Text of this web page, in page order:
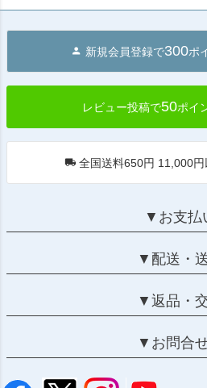
新規会員登録で300ポ
レビュー投稿で50ポイ
全国送料650円 11,000円
▼お支払
▼配送・
▼返品・
▼お問合